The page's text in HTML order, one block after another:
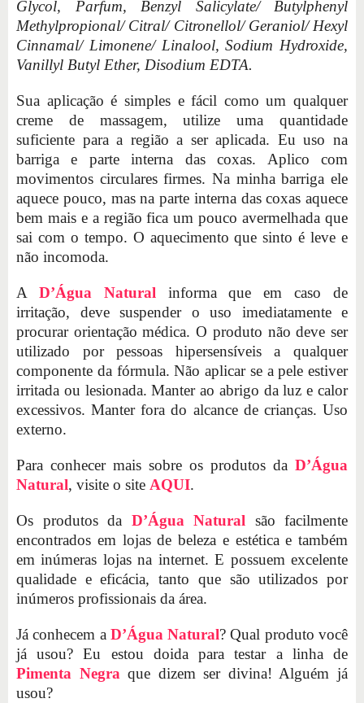
Glycol, Parfum, Benzyl Salicylate/ Butylphenyl
Methylpropional/ Citral/ Citronellol/ Geraniol/ Hexyl
Cinnamal/ Limonene/ Linalool, Sodium Hydroxide,
Vanillyl Butyl Ether, Disodium EDTA.
Sua aplicação é simples e fácil como um qualquer
creme de massagem, utilize uma quantidade
suficiente para a região a ser aplicada. Eu uso na
barriga e parte interna das coxas. Aplico com
movimentos circulares firmes. Na minha barriga ele
aquece pouco, mas na parte interna das coxas aquece
bem mais e a região fica um pouco avermelhada que
sai com o tempo. O aquecimento que sinto é leve e
não incomoda.
A D’Água Naturalinforma que em caso de
irritação, deve suspender o uso imediatamente e
procurar orientação médica. O produto não deve ser
utilizado por pessoas hipersensíveis a qualquer
componente da fórmula. Não aplicar se a pele estiver
irritada ou lesionada. Manter ao abrigo da luz e calor
excessivos. Manter fora do alcance de crianças. Uso
externo.
Para conhecer mais sobre os produtos da D’Água
Natural, visite o site AQUI.
Os produtos da D’Água Natural são facilmente
encontrados em lojas de beleza e estética e também
em inúmeras lojas na internet. E possuem excelente
qualidade e eficácia, tanto que são utilizados por
inúmeros profissionais da área.
Já conhecem a D’Água Natural? Qual produto você
já usou? Eu estou doida para testar a linha de
Pimenta Negraque dizem ser divina! Alguém já
usou?